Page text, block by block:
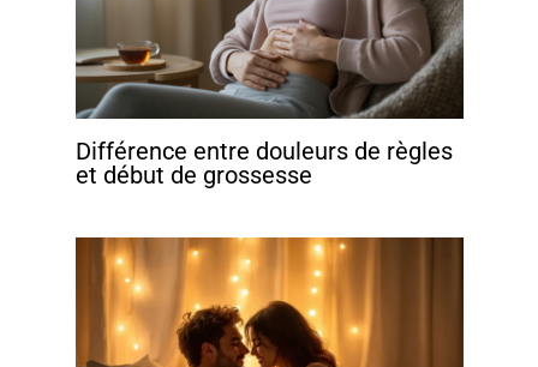
Différence entre douleurs de règles
et début de grossesse